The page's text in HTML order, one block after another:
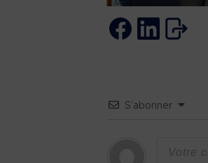
S’abonner